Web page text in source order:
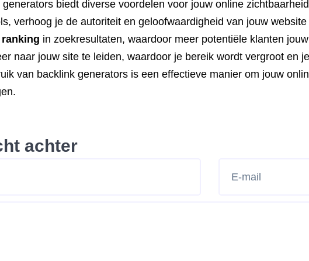
biedt diverse voordelen voor jouw online
verhoog je de autoriteit en geloofwaardigheid van jouw
ranking in zoekresultaten, waardoor meer potentiële klanten
naar jouw site te leiden, waardoor je bereik wordt vergroot en
van backlink generators is een effectieve manier om jouw
achter